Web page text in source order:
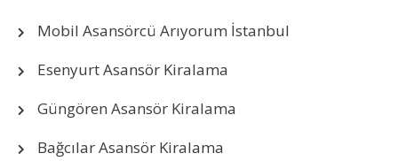
Mobil Asansörcü Arıyorum İstanbul
Esenyurt Asansör Kiralama
Güngören Asansör Kiralama
Bağcılar Asansör Kiralama